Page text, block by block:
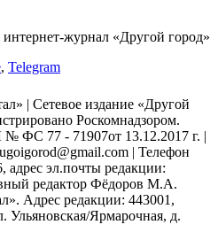
журнал «Другой город»
, Telegram
| Сетевое издание «Другой
Роскомнадзором.
ФС 77 - 71907от 13.12.2017 г. |
| Телефон
адрес эл.почты редакции:
редактор Фёдоров М.А.
Адрес редакции: 443001,
Ульяновская/Ярмарочная, д.